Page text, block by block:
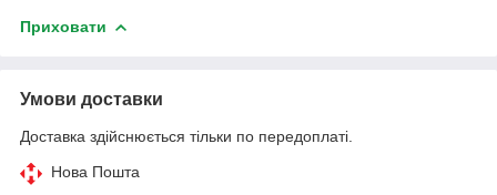
Приховати
Умови доставки
Доставка здійснюється тільки по передоплаті.
Нова Пошта